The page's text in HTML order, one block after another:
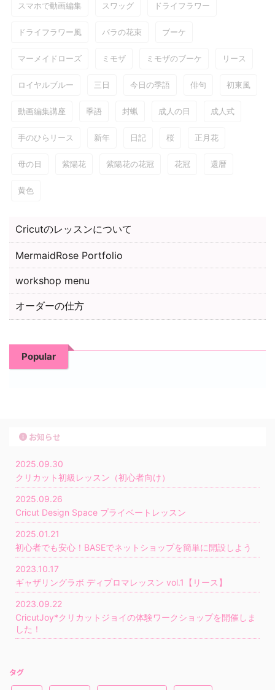
スマホで動画編集 スワッグ ドライフラワー
ドライフラワー風 バラの花束 ブーケ
マーメイドローズ ミモザ ミモザのブーケ リース
ロイヤルブルー 三日 今日の季語 俳句 初東風
動画編集講座 季語 封蝋 成人の日 成人式
手のひらリース 新年 日記 桜 正月花
母の日 紫陽花 紫陽花の花冠 花冠 還暦
黄色
Cricutのレッスンについて
MermaidRose Portfolio
workshop menu
オーダーの仕方
Popular
お知らせ
2025.09.30
クリカット初級レッスン（初心者向け）
2025.09.26
Cricut Design Space プライベートレッスン
2025.01.21
初心者でも安心！BASEでネットショップを簡単に開設しよう
2023.10.17
ギャザリングラボ ディプロマレッスン vol.1【リース】
2023.09.22
CricutJoy*クリカットジョイの体験ワークショップを開催しま
した！
タグ